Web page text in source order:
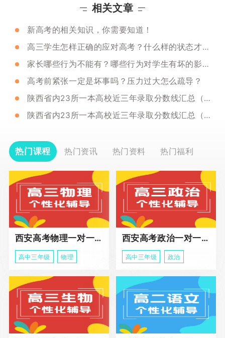
相关文章
新高考的相关知识，你需要知道！
高三学生怎样正确的应对高考？什么样的状态才是健康的？
家长哪些行为不能有？哪些行为对学生有坏的影响？
高考前紧张一定是坏事吗？压力过大怎么疏导？
陕西省内23所一本高校近三年录取分数线汇总（二）
陕西省内23所一本高校近三年录取分数线汇总（一）
热门课程 热门资讯 热门资料 热门福利
西安高考物理一对一辅导课程
高中三年级 物理
西安高考政治一对一辅导课程
高中三年级 政治